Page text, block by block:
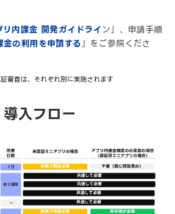
リ内課金 開発ガイドライン」、申請手順
金の利用を申請する」をご参照くださ
審査は、それぞれ別に実施されます
導入フロー